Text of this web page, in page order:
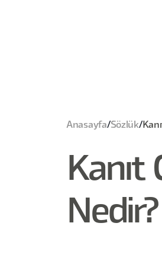
Anasayfa/Sözlük/
Nedir?